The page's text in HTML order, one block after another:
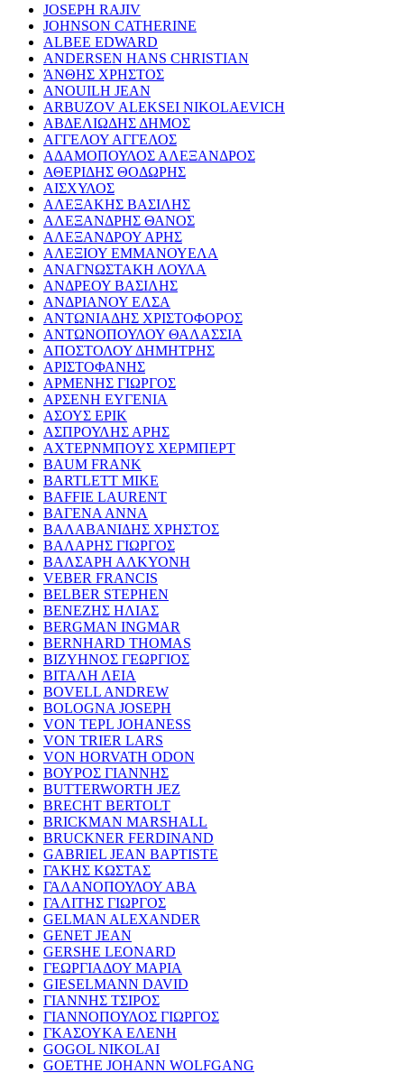
JOSEPH RAJIV
JOHNSON CATHERINE
ALBEE EDWARD
ANDERSEN HANS CHRISTIAN
ΆΝΘΗΣ ΧΡΗΣΤΟΣ
ANOUILH JEAN
ARBUZOV ALEKSEI NIKOLAEVICH
ΑΒΔΕΛΙΩΔΗΣ ΔΗΜΟΣ
ΑΓΓΕΛΟΥ ΑΓΓΕΛΟΣ
ΑΔΑΜΟΠΟΥΛΟΣ ΑΛΕΞΑΝΔΡΟΣ
ΑΘΕΡΙΔΗΣ ΘΟΔΩΡΗΣ
ΑΙΣΧΥΛΟΣ
ΑΛΕΞΑΚΗΣ ΒΑΣΙΛΗΣ
ΑΛΕΞΑΝΔΡΗΣ ΘΑΝΟΣ
ΑΛΕΞΑΝΔΡΟΥ ΑΡΗΣ
ΑΛΕΞΙΟΥ ΕΜΜΑΝΟΥΕΛΑ
ΑΝΑΓΝΩΣΤΑΚΗ ΛΟΥΛΑ
ΑΝΔΡΕΟΥ ΒΑΣΙΛΗΣ
ΑΝΔΡΙΑΝΟΥ ΕΛΣΑ
ΑΝΤΩΝΙΑΔΗΣ ΧΡΙΣΤΟΦΟΡΟΣ
ΑΝΤΩΝΟΠΟΥΛΟΥ ΘΑΛΑΣΣΙΑ
ΑΠΟΣΤΟΛΟΥ ΔΗΜΗΤΡΗΣ
ΑΡΙΣΤΟΦΑΝΗΣ
ΑΡΜΕΝΗΣ ΓΙΩΡΓΟΣ
ΑΡΣΕΝΗ ΕΥΓΕΝΙΑ
ΑΣΟΥΣ ΕΡΙΚ
ΑΣΠΡΟΥΛΗΣ ΑΡΗΣ
ΑΧΤΕΡΝΜΠΟΥΣ ΧΕΡΜΠΕΡΤ
BAUM FRANK
BARTLETT MIKE
BAFFIE LAURENT
ΒΑΓΕΝΑ ΑΝΝΑ
ΒΑΛΑΒΑΝΙΔΗΣ ΧΡΗΣΤΟΣ
ΒΑΛΑΡΗΣ ΓΙΩΡΓΟΣ
ΒΑΛΣΑΡΗ ΑΛΚΥΟΝΗ
VEBER FRANCIS
BELBER STEPHEN
ΒΕΝΕΖΗΣ ΗΛΙΑΣ
BERGMAN INGMAR
BERNHARD THOMAS
ΒΙΖΥΗΝΟΣ ΓΕΩΡΓΙΟΣ
ΒΙΤΑΛΗ ΛΕΙΑ
BOVELL ANDREW
BOLOGNA JOSEPH
VON TEPL JOHANESS
VON TRIER LARS
VON HORVATH ODON
ΒΟΥΡΟΣ ΓΙΑΝΝΗΣ
BUTTERWORTH JEZ
BRECHT BERTOLT
BRICKMAN MARSHALL
BRUCKNER FERDINAND
GABRIEL JEAN BAPTISTE
ΓΑΚΗΣ ΚΩΣΤΑΣ
ΓΑΛΑΝΟΠΟΥΛΟΥ ΑΒΑ
ΓΑΛΙΤΗΣ ΓΙΩΡΓΟΣ
GELMAN ALEXANDER
GENET JEAN
GERSHE LEONARD
ΓΕΩΡΓΙΑΔΟΥ ΜΑΡΙΑ
GIESELMANN DAVID
ΓΙΑΝΝΗΣ ΤΣΙΡΟΣ
ΓΙΑΝΝΟΠΟΥΛΟΣ ΓΙΩΡΓΟΣ
ΓΚΑΣΟΥΚΑ ΕΛΕΝΗ
GOGOL NIKOLAI
GOETHE JOHANN WOLFGANG